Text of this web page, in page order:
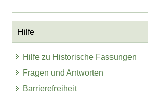
Hilfe
Hilfe zu Historische Fassungen
Fragen und Antworten
Barrierefreiheit